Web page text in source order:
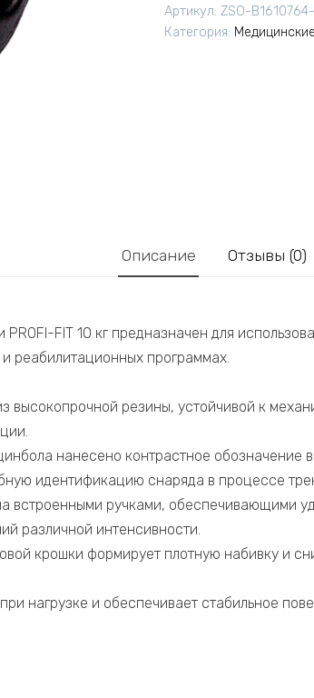
Артикул: ZSO-
Категория:
Описание Отзывы (0)
FIT 10 кг предназначен для
реабилитационных программах.
высокопрочной резины, устойчивой к
нанесено контрастное обозначение
идентификацию снаряда в процессе
встроенными ручками, обеспечивающими
различной интенсивности.
крошки формирует плотную набивку и
нагрузке и обеспечивает стабильное